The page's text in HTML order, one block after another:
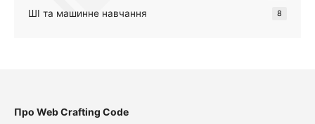
ШІ та машинне навчання 8
Про Web Crafting Code